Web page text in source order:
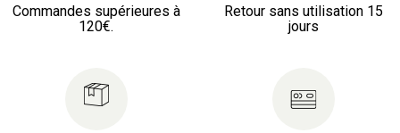
Commandes supérieures à
120€.
Retour sans utilisation 15
jours